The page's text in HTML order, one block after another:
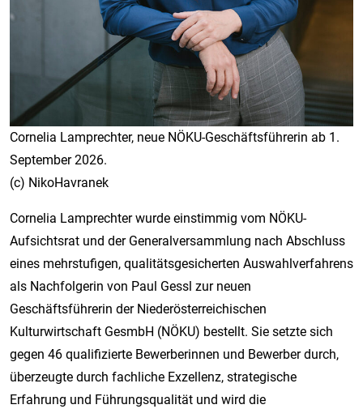
Cornelia Lamprechter, neue NÖKU-Geschäftsführerin ab 1.
September 2026.
(c) NikoHavranek
Cornelia Lamprechter wurde einstimmig vom NÖKU-
Aufsichtsrat und der Generalversammlung nach Abschluss
eines mehrstufigen, qualitätsgesicherten Auswahlverfahrens
als Nachfolgerin von Paul Gessl zur neuen
Geschäftsführerin der Niederösterreichischen
Kulturwirtschaft GesmbH (NÖKU) bestellt. Sie setzte sich
gegen 46 qualifizierte Bewerberinnen und Bewerber durch,
überzeugte durch fachliche Exzellenz, strategische
Erfahrung und Führungsqualität und wird die